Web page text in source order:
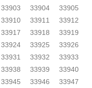
33903 33904
33905
33910 33911
33912
33917 33918
33919
33924 33925
33926
33931 33932
33933
33938 33939
33940
33945 33946 33947